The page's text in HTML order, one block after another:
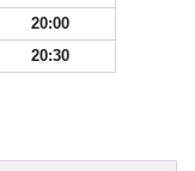
20:00
20:30